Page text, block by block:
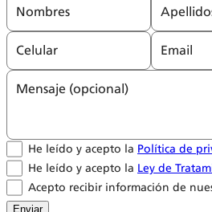
Nombres
Celular Email
Mensaje (opcional)
He leído y acepto la Política de
He leído y acepto la Ley de
Acepto recibir información de
Enviar